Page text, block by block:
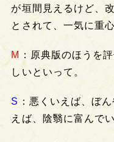
が垣間見えるけど、
とされて、一気に重
M
：原典版のほうを
しいといって。
S ：悪くいえば、ぼ
えば、陰翳に富んで